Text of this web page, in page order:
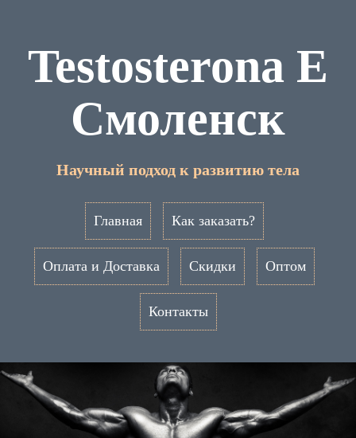
Testosterona E
Смоленск
Научный подход к развитию тела
Главная Как заказать?
Оплата и Доставка Скидки Оптом
Контакты